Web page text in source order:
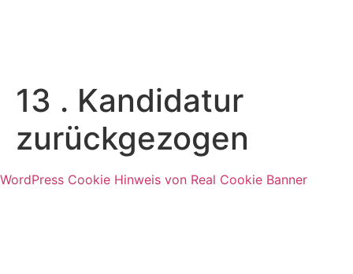
13 . Kandidatur
zurückgezogen
WordPress Cookie Hinweis von Real Cookie Banner